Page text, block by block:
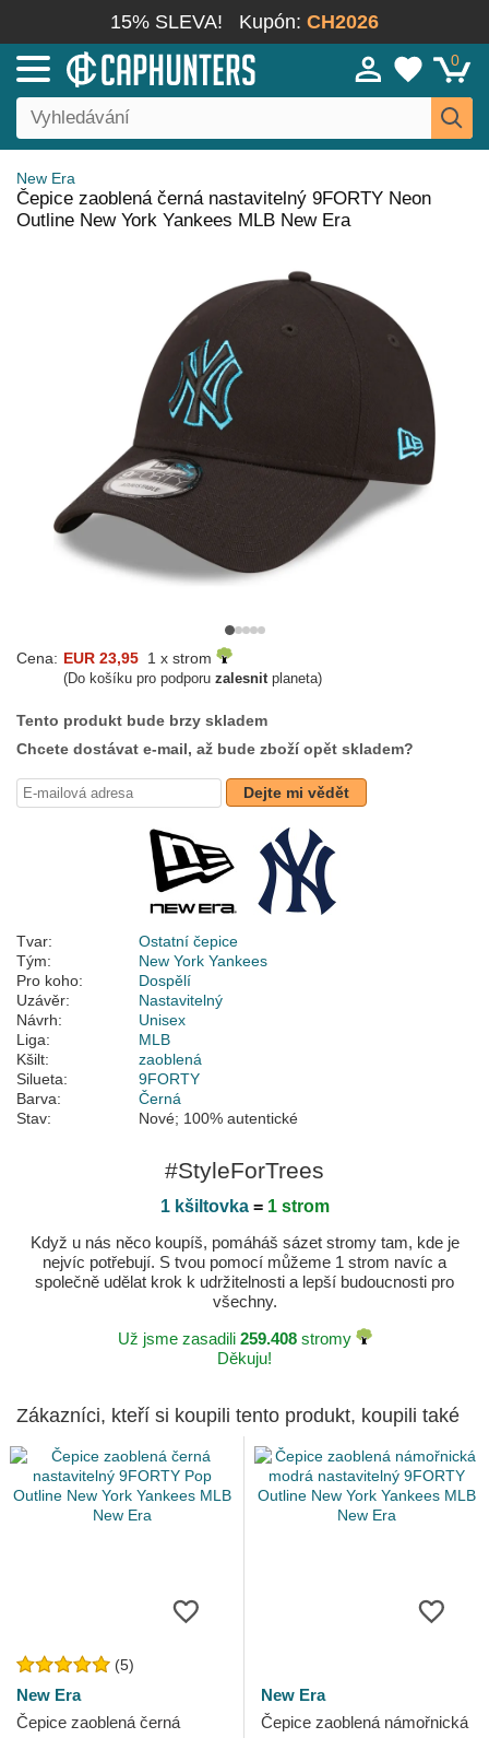
15% SLEVA! Kupón: CH2026
0
New Era
Čepice zaoblená černá nastavitelný 9FORTY Neon
Outline New York Yankees MLB New Era
Cena: EUR 23,95 1 x strom
(Do košíku pro podporu zalesnitplaneta)
Tento produkt bude brzy skladem
Chcete dostávat e-mail, až bude zboží opět skladem?
Dejte mi vědět
Tvar:
Ostatní čepice
Tým:
New York Yankees
Pro koho:
Dospělí
Uzávěr:
Nastavitelný
Návrh:
Unisex
Liga:
MLB
Kšilt:
zaoblená
Silueta:
9FORTY
Barva:
Černá
Stav:
Nové; 100% autentické
#StyleForTrees
1 kšiltovka= 1 strom
Když u nás něco koupíš, pomáháš sázet stromy tam, kde je
nejvíc potřebují. S tvou pomocí můžeme 1 strom navíc a
společně udělat krok k udržitelnosti a lepší budoucnosti pro
všechny.
Už jsme zasadili 259.408stromy
Děkuju!
Zákazníci, kteří si koupili tento produkt, koupili také
(5)
New Era
Čepice zaoblená černá
New Era
Čepice zaoblená námořnická